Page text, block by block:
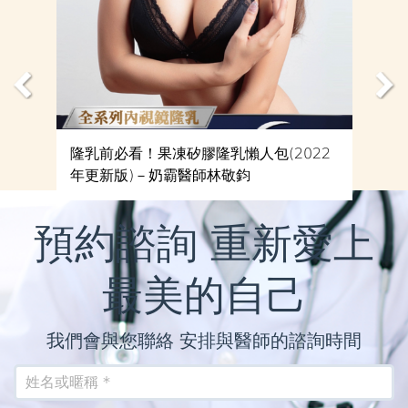
隆乳前必看！果凍矽膠隆乳懶人包(2022
年更新版)－奶霸醫師林敬鈞
預約諮詢 重新愛上
最美的自己
我們會與您聯絡 安排與醫師的諮詢時間